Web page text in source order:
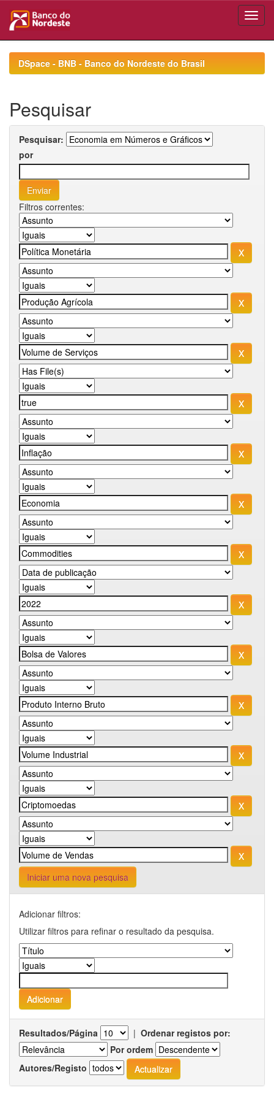
navigationDSpace - BNB - Banco do Nordeste do Brasil
Pesquisar
Pesquisar:
por
Filtros correntes:
Iniciar uma nova pesquisa
Adicionar filtros:
Utilizar filtros para refinar o resultado da pesquisa.
Resultados/Página | Ordenar registos por:
Por ordem
Autores/Registo